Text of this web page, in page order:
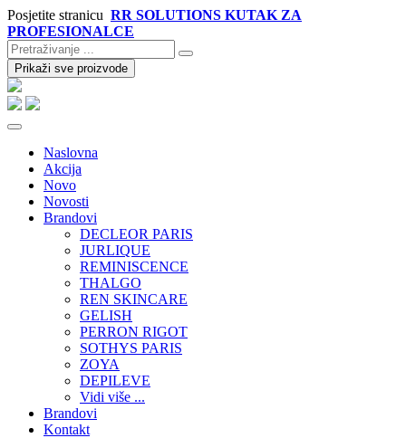
Posjetite stranicu RR SOLUTIONS KUTAK ZA
PROFESIONALCE
Prikaži sve proizvode
Naslovna
Akcija
Novo
Novosti
Brandovi
DECLEOR PARIS
JURLIQUE
REMINISCENCE
THALGO
REN SKINCARE
GELISH
PERRON RIGOT
SOTHYS PARIS
ZOYA
DEPILEVE
Vidi više ...
Brandovi
Kontakt